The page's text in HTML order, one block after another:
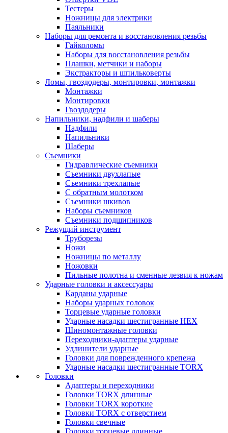
Тестеры
Ножницы для электрики
Паяльники
Наборы для ремонта и восстановления резьбы
Гайколомы
Наборы для восстановления резьбы
Плашки, метчики и наборы
Экстракторы и шпильковерты
Ломы, гвоздодеры, монтировки, монтажки
Монтажки
Монтировки
Гвоздодеры
Напильники, надфили и шаберы
Надфили
Напильники
Шаберы
Съемники
Гидравлические съемники
Съемники двухлапые
Съемники трехлапые
С обратным молотком
Съемники шкивов
Наборы съемников
Съемники подшипников
Режущий инструмент
Труборезы
Ножи
Ножницы по металлу
Ножовки
Пильные полотна и сменные лезвия к ножам
Ударные головки и аксессуары
Карданы ударные
Наборы ударных головок
Торцевые ударные головки
Ударные насадки шестигранные HEX
Шиномонтажные головки
Переходники-адаптеры ударные
Удлинители ударные
Головки для поврежденного крепежа
Ударные насадки шестигранные TORX
Головки
Адаптеры и переходники
Головки TORX длинные
Головки TORX короткие
Головки TORX с отверстием
Головки свечные
Головки торцевые длинные